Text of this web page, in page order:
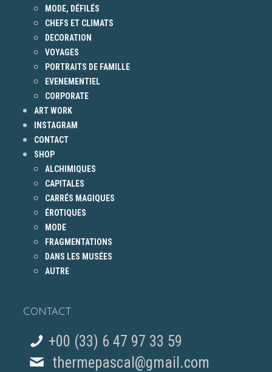
MODE, DÉFILÉS
CHEFS ET CLIMATS
DECORATION
VOYAGES
PORTRAITS DE FAMILLE
EVENEMENTIEL
CORPORATE
ART WORK
INSTAGRAM
CONTACT
SHOP
ALCHIMIQUES
CAPITALES
CARRÉS MAGIQUES
ÉROTIQUES
MODE
FRAGMENTATIONS
DANS LES MUSÉES
AUTRE
CONTACT
+00 (33) 6 47 97 33 59
thermepascal@gmail.com